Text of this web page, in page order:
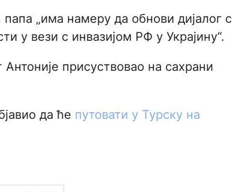
„има намеру да обнови дијалог с
у вези с инвазијом РФ у Украјину“.
присуствовао на сахрани
да ће путовати у Турску на